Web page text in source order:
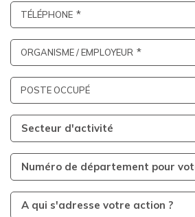
TÉLÉPHONE
ORGANISME / EMPLOYEUR
POSTE OCCUPÉ
Secteur d'activité
Numéro de département pour
A qui s'adresse votre action ?